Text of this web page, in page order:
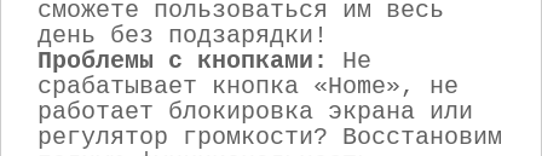
сможете пользоваться им весь
день без подзарядки!
Проблемы с кнопками:
Не
срабатывает кнопка «Home», не
работает блокировка экрана или
регулятор громкости? Восстановим